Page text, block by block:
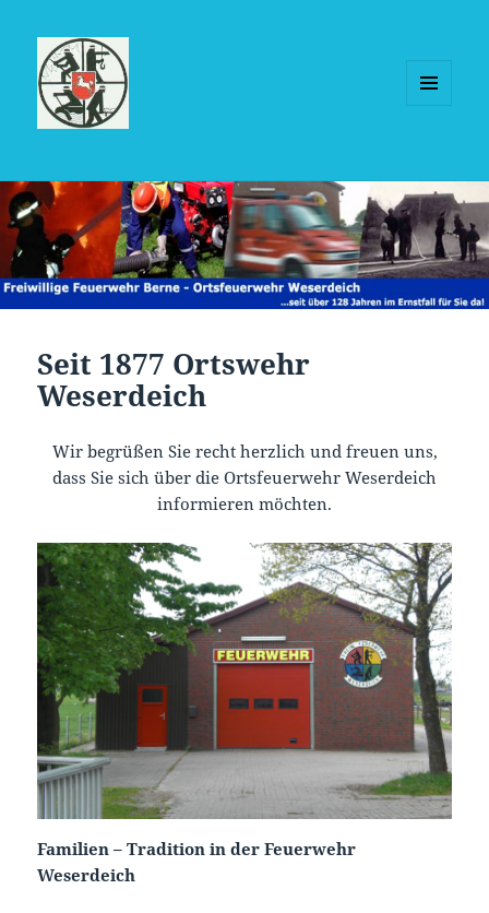
Seit 1877 Ortswehr
Weserdeich
Wir begrüßen Sie recht herzlich und freuen uns,
dass Sie sich über die Ortsfeuerwehr Weserdeich
informieren möchten.
Familien – Tradition in der Feuerwehr
Weserdeich